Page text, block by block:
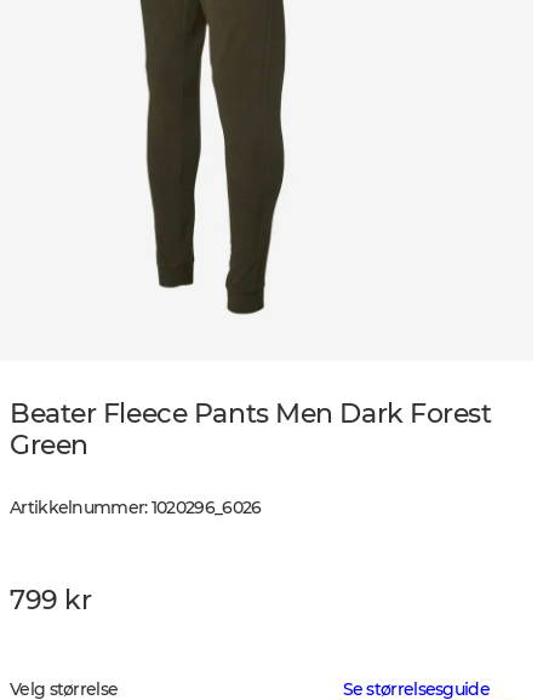
Beater Fleece Pants Men Dark Forest
Green
Artikkelnummer:1020296_6026
799 kr
Velg størrelse Se størrelsesguide